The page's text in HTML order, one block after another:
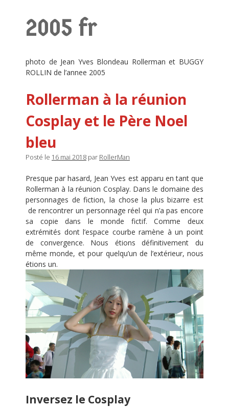
2005 fr
photo de Jean Yves Blondeau Rollerman et BUGGY
ROLLIN de l’annee 2005
Rollerman à la réunion
Cosplay et le Père Noel
bleu
Posté le 16 mai 2018 par RollerMan
Presque par hasard, Jean Yves est apparu en tant que
Rollerman à la réunion Cosplay. Dans le domaine des
personnages de fiction, la chose la plus bizarre est
de rencontrer un personnage réel qui n’a pas encore
sa copie dans le monde fictif. Comme deux
extrémités dont l’espace courbe ramène à un point
de convergence. Nous étions définitivement du
même monde, et pour quelqu’un de l’extérieur, nous
étions un.
Inversez le Cosplay